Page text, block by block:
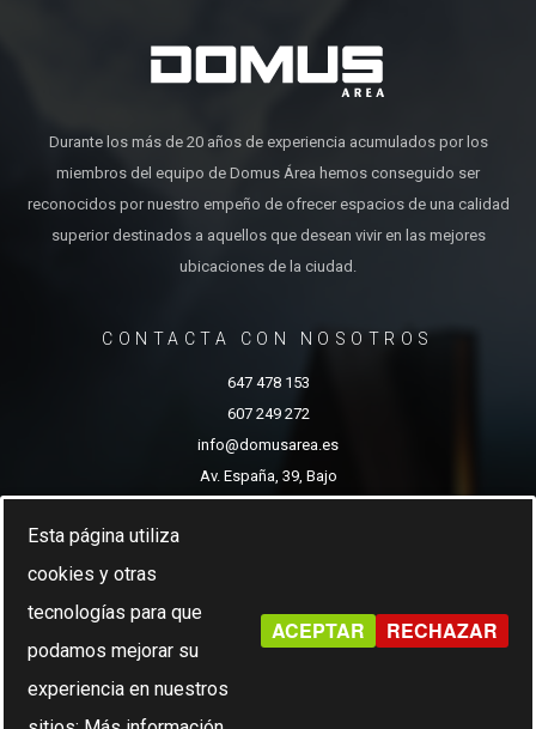
Durante los más de 20 años de experiencia acumulados por los
miembros del equipo de Domus Área hemos conseguido ser
reconocidos por nuestro empeño de ofrecer espacios de una calidad
superior destinados a aquellos que desean vivir en las mejores
ubicaciones de la ciudad.
CONTACTA CON NOSOTROS
647 478 153
607 249 272
info@domusarea.es
Av. España, 39, Bajo
Domus Area 2022.
Esta página utiliza
cookies y otras
tecnologías para que
podamos mejorar su
experiencia en nuestros
ACEPTAR RECHAZAR